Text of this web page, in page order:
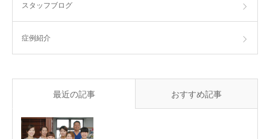
スタッフブログ
症例紹介
最近の記事 おすすめ記事